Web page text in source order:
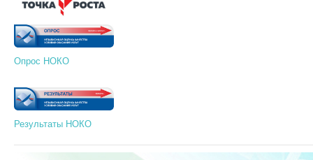
Опрос НОКО
Результаты НОКО